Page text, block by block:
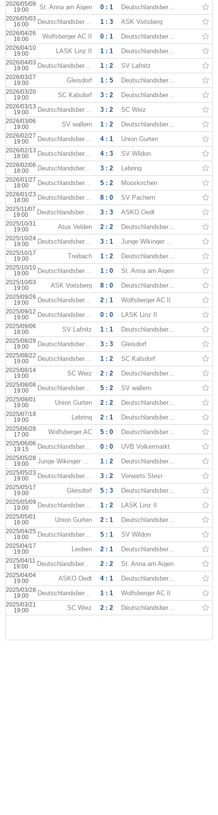
2026/05/09
19:00
St. Anna am Aigen 0 : 1 Deutschlandsberger
2026/05/03
16:00
Deutschlandsberger 1 : 3 ASK Voitsberg
2026/04/26
16:00
Wolfsberger AC II 0 : 1 Deutschlandsberger
2026/04/10
19:00
LASK Linz II 1 : 1 Deutschlandsberger
2026/04/03
19:00
Deutschlandsberger 1 : 2 SV Lafnitz
2026/03/27
19:00
Gleisdorf 1 : 5 Deutschlandsberger
2026/03/20
19:00
SC Kalsdorf 3 : 2 Deutschlandsberger
2026/03/13
19:00
Deutschlandsberger 3 : 2 SC Weiz
2026/03/06
19:00
SV wallern 1 : 2 Deutschlandsberger
2026/02/27
19:00
Deutschlandsberger 4 : 1 Union Gurten
2026/02/13
18:00
Deutschlandsberger 4 : 3 SV Wildon
2026/02/06
18:00
Deutschlandsberger 3 : 2 Lebring
2026/01/27
18:00
Deutschlandsberger 5 : 2 Mooskirchen
2026/01/23
18:00
Deutschlandsberger 8 : 0 SV Pachern
2025/11/07
19:00
Deutschlandsberger 3 : 3 ASKÖ Oedt
2025/10/31
19:00
Atus Velden 2 : 2 Deutschlandsberger
2025/10/24
19:00
Deutschlandsberger 3 : 1 Junge Wikinger Ried
2025/10/17
19:00
Treibach 1 : 2 Deutschlandsberger
2025/10/10
19:00
Deutschlandsberger 1 : 0 St. Anna am Aigen
2025/10/03
19:00
ASK Voitsberg 8 : 0 Deutschlandsberger
2025/09/26
19:00
Deutschlandsberger 2 : 1 Wolfsberger AC II
2025/09/12
19:00
Deutschlandsberger 0 : 0 LASK Linz II
2025/09/06
18:00
SV Lafnitz 1 : 1 Deutschlandsberger
2025/08/29
19:00
Deutschlandsberger 3 : 3 Gleisdorf
2025/08/22
19:00
Deutschlandsberger 1 : 2 SC Kalsdorf
2025/08/14
19:00
SC Weiz 2 : 2 Deutschlandsberger
2025/08/08
19:00
Deutschlandsberger 5 : 2 SV wallern
2025/08/01
19:00
Union Gurten 2 : 2 Deutschlandsberger
2025/07/18
19:00
Lebring 2 : 1 Deutschlandsberger
2025/06/28
17:00
Wolfsberger AC 5 : 0 Deutschlandsberger
2025/06/06
19:15
Deutschlandsberger 0 : 0 UVB Volkermarkt
2025/05/28
19:00
Junge Wikinger Ried 1 : 2 Deutschlandsberger
2025/05/23
19:00
Deutschlandsberger 3 : 2 Vorwarts Steyr
2025/05/17
19:00
Gleisdorf 5 : 3 Deutschlandsberger
2025/05/09
19:00
Deutschlandsberger 1 : 2 LASK Linz II
2025/05/01
16:00
Union Gurten 2 : 1 Deutschlandsberger
2025/04/25
19:00
Deutschlandsberger 5 : 1 SV Wildon
2025/04/17
19:00
Leoben 2 : 1 Deutschlandsberger
2025/04/11
19:00
Deutschlandsberger 2 : 2 St. Anna am Aigen
2025/04/04
19:00
ASKÖ Oedt 4 : 1 Deutschlandsberger
2025/03/28
19:00
Deutschlandsberger 1 : 1 Wolfsberger AC II
2025/03/21
19:00
SC Weiz 2 : 2 Deutschlandsberger